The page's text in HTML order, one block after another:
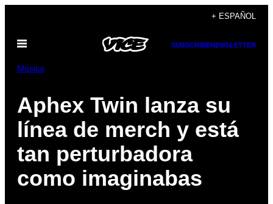
contenido
+ ESPAÑOL
Abrir
SUBSCRIBENEWSLETTER
Música
Aphex Twin lanza su
línea de merch y está
tan perturbadora
como imaginabas